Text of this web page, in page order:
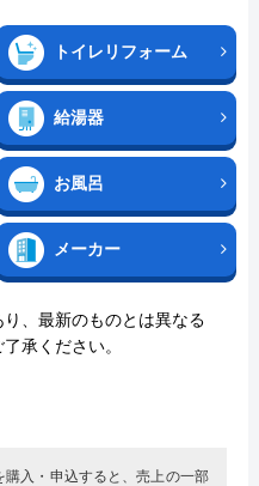
トイレリフォーム
給湯器
お風呂
メーカー
、最新のものとは異なる
承ください。
入・申込すると、売上の一部